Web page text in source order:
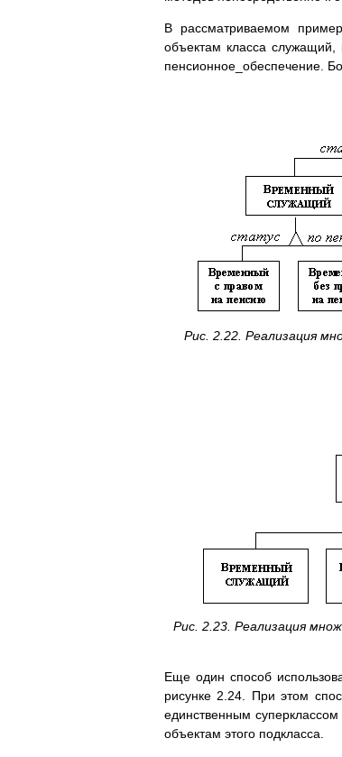
В рассматриваемом
объектам класса служащий,
пенсионное_обеспечение.
Рис. 2.22. Реализация
Рис. 2.23. Реализация
Еще один способ
рисунке 2.24. При этом
единственным суперклассом
объектам этого подкласса.